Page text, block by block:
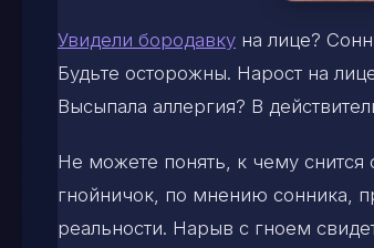
Увидели бородавку на лице?
Будьте осторожны. Нарост на
Высыпала аллергия? В
Не можете понять, к чему снится
гнойничок, по мнению сонника,
реальности. Нарыв с гноем